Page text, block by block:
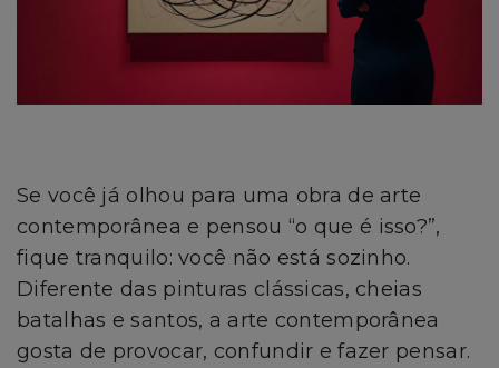
Se você já olhou para uma obra de arte
contemporânea e pensou “o que é isso?”,
fique tranquilo: você não está sozinho.
Diferente das pinturas clássicas, cheias
batalhas e santos, a arte contemporânea
gosta de provocar, confundir e fazer pensar.